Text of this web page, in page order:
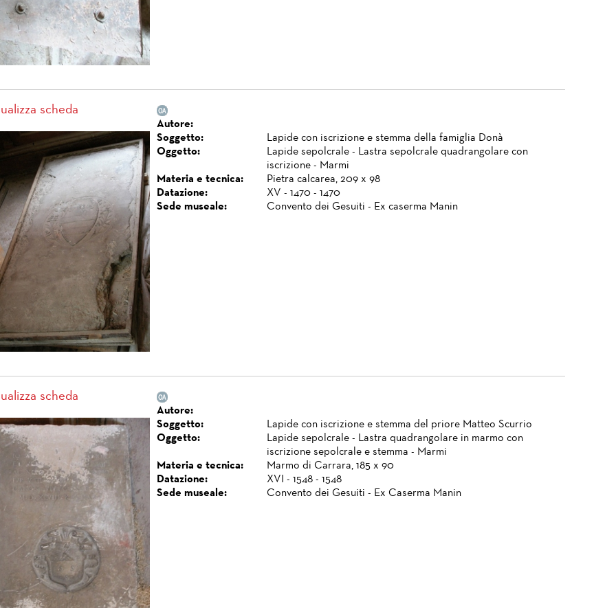
scheda
Autore:
Soggetto:
Lapide con iscrizione e stemma della famiglia Donà
Oggetto:
Lapide sepolcrale - Lastra sepolcrale quadrangolare con
iscrizione - Marmi
Materia e tecnica:
Pietra calcarea, 209 x 98
Datazione:
XV - 1470 - 1470
Sede museale:
Convento dei Gesuiti - Ex caserma Manin
scheda
Autore:
Soggetto:
Lapide con iscrizione e stemma del priore Matteo Scurrio
Oggetto:
Lapide sepolcrale - Lastra quadrangolare in marmo con
iscrizione sepolcrale e stemma - Marmi
Materia e tecnica:
Marmo di Carrara, 185 x 90
Datazione:
XVI - 1548 - 1548
Sede museale:
Convento dei Gesuiti - Ex Caserma Manin